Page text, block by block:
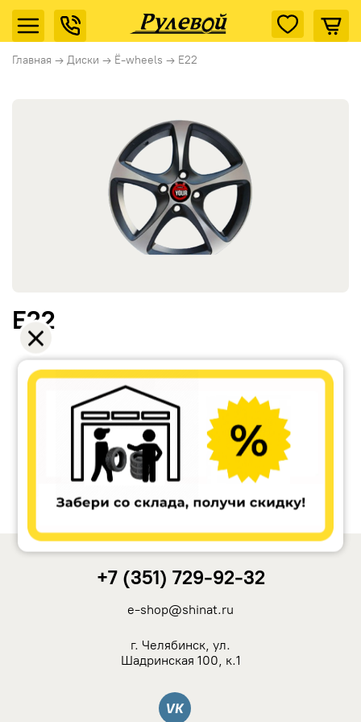
Главная → Диски → Ё-wheels → E22
Remain
Carwel
E22
+7 (351) 729-92-32
e-shop@shinat.ru
г. Челябинск, ул.
Шадринская 100, к.1
Вконтакте